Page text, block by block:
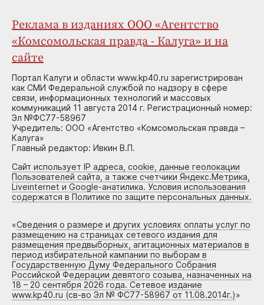
Реклама в изданиях ООО «Агентство
«Комсомольская правда - Калуга» и на
сайте
Портал Калуги и области www.kp40.ru зарегистрирован
как СМИ Федеральной службой по надзору в сфере
связи, информационных технологий и массовых
коммуникаций 11 августа 2014 г. Регистрационный номер:
Эл №ФС77-58967
Учредитель: ООО «Агентство «Комсомольская правда –
Калуга»
Главный редактор: Ивкин В.П.
Сайт использует IP адреса, cookie, данные геолокации
Пользователей сайта, а также счетчики Яндекс.Метрика,
Liveinternet и Google-анатилика. Условия использования
содержатся в Политике по защите персональных данных.
«Сведения о размере и других условиях оплаты услуг по
размещению на страницах сетевого издания для
размещения предвыборных, агитационных материалов в
период избирательной кампании по выборам в
Государственную Думу Федерального Собрания
Российской Федерации девятого созыва, назначенных на
18 – 20 сентября 2026 года. Сетевое издание
www.kp40.ru (св-во Эл № ФС77-58967 от 11.08.2014г.)»